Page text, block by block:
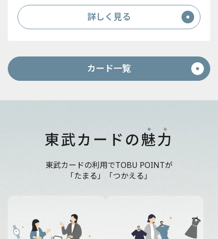
詳しく見る
カード一覧
東武カードの魅力
東武カードの利用でTOBU POINTが
「たまる」「つかえる」